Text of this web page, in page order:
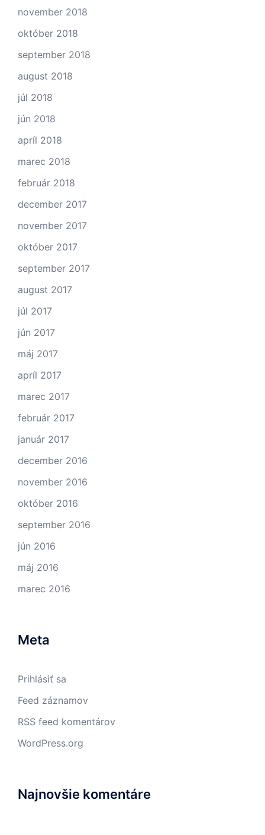
november 2018
október 2018
september 2018
august 2018
júl 2018
jún 2018
apríl 2018
marec 2018
február 2018
december 2017
november 2017
október 2017
september 2017
august 2017
júl 2017
jún 2017
máj 2017
apríl 2017
marec 2017
február 2017
január 2017
december 2016
november 2016
október 2016
september 2016
jún 2016
máj 2016
marec 2016
Meta
Prihlásiť sa
Feed záznamov
RSS feed komentárov
WordPress.org
Najnovšie komentáre